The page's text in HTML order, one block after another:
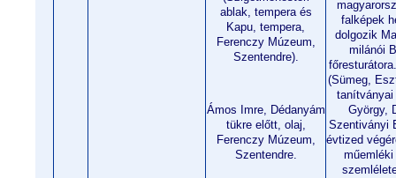
ablak, tempera és
Kapu, tempera,
Ferenczy Múzeum,
Szentendre).
Ámos Imre, Dédanyám
tükre előtt, olaj,
Ferenczy Múzeum,
Szentendre.
falképek
dolgozik
milánói
(Sümeg,
György,
Szentiványi
évtized